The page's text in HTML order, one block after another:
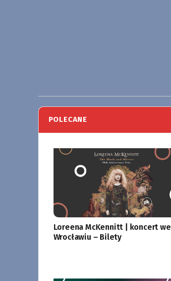
POLECANE
Loreena McKennitt | koncert we
Wrocławiu – Bilety